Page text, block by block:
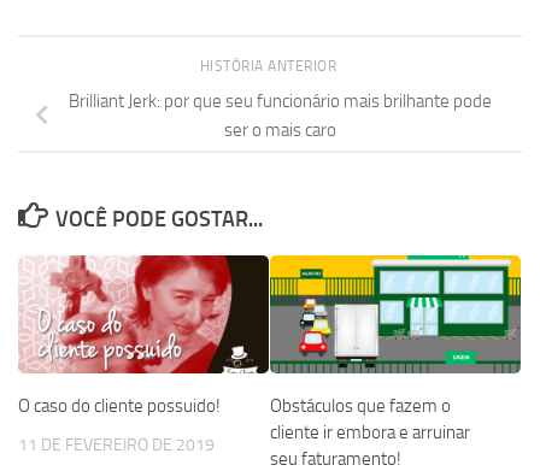
HISTÓRIA ANTERIOR
Brilliant Jerk: por que seu funcionário mais brilhante pode
ser o mais caro
VOCÊ PODE GOSTAR...
O caso do cliente possuido!
11 DE FEVEREIRO DE 2019
Obstáculos que fazem o
cliente ir embora e arruinar
seu faturamento!